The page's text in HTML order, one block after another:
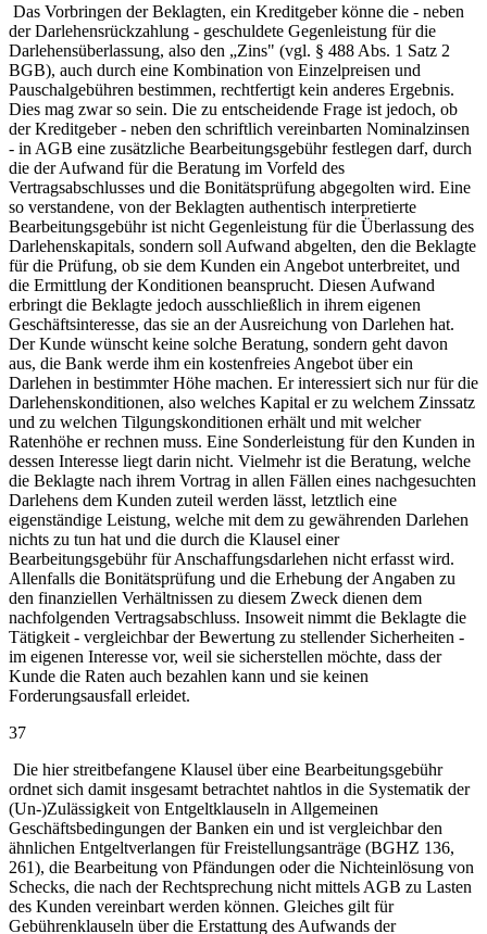
Das Vorbringen der Beklagten, ein Kreditgeber könne die - neben
der Darlehensrückzahlung - geschuldete Gegenleistung für die
Darlehensüberlassung, also den „Zins" (vgl. § 488 Abs. 1 Satz 2
BGB), auch durch eine Kombination von Einzelpreisen und
Pauschalgebühren bestimmen, rechtfertigt kein anderes Ergebnis.
Dies mag zwar so sein. Die zu entscheidende Frage ist jedoch, ob
der Kreditgeber - neben den schriftlich vereinbarten Nominalzinsen
- in AGB eine zusätzliche Bearbeitungsgebühr festlegen darf, durch
die der Aufwand für die Beratung im Vorfeld des
Vertragsabschlusses und die Bonitätsprüfung abgegolten wird. Eine
so verstandene, von der Beklagten authentisch interpretierte
Bearbeitungsgebühr ist nicht Gegenleistung für die Überlassung des
Darlehenskapitals, sondern soll Aufwand abgelten, den die Beklagte
für die Prüfung, ob sie dem Kunden ein Angebot unterbreitet, und
die Ermittlung der Konditionen beansprucht. Diesen Aufwand
erbringt die Beklagte jedoch ausschließlich in ihrem eigenen
Geschäftsinteresse, das sie an der Ausreichung von Darlehen hat.
Der Kunde wünscht keine solche Beratung, sondern geht davon
aus, die Bank werde ihm ein kostenfreies Angebot über ein
Darlehen in bestimmter Höhe machen. Er interessiert sich nur für die
Darlehenskonditionen, also welches Kapital er zu welchem Zinssatz
und zu welchen Tilgungskonditionen erhält und mit welcher
Ratenhöhe er rechnen muss. Eine Sonderleistung für den Kunden in
dessen Interesse liegt darin nicht. Vielmehr ist die Beratung, welche
die Beklagte nach ihrem Vortrag in allen Fällen eines nachgesuchten
Darlehens dem Kunden zuteil werden lässt, letztlich eine
eigenständige Leistung, welche mit dem zu gewährenden Darlehen
nichts zu tun hat und die durch die Klausel einer
Bearbeitungsgebühr für Anschaffungsdarlehen nicht erfasst wird.
Allenfalls die Bonitätsprüfung und die Erhebung der Angaben zu
den finanziellen Verhältnissen zu diesem Zweck dienen dem
nachfolgenden Vertragsabschluss. Insoweit nimmt die Beklagte die
Tätigkeit - vergleichbar der Bewertung zu stellender Sicherheiten -
im eigenen Interesse vor, weil sie sicherstellen möchte, dass der
Kunde die Raten auch bezahlen kann und sie keinen
Forderungsausfall erleidet.
37
Die hier streitbefangene Klausel über eine Bearbeitungsgebühr
ordnet sich damit insgesamt betrachtet nahtlos in die Systematik der
(Un-)Zulässigkeit von Entgeltklauseln in Allgemeinen
Geschäftsbedingungen der Banken ein und ist vergleichbar den
ähnlichen Entgeltverlangen für Freistellungsanträge (BGHZ 136,
261), die Bearbeitung von Pfändungen oder die Nichteinlösung von
Schecks, die nach der Rechtsprechung nicht mittels AGB zu Lasten
des Kunden vereinbart werden können. Gleiches gilt für
Gebührenklauseln über die Erstattung des Aufwands der